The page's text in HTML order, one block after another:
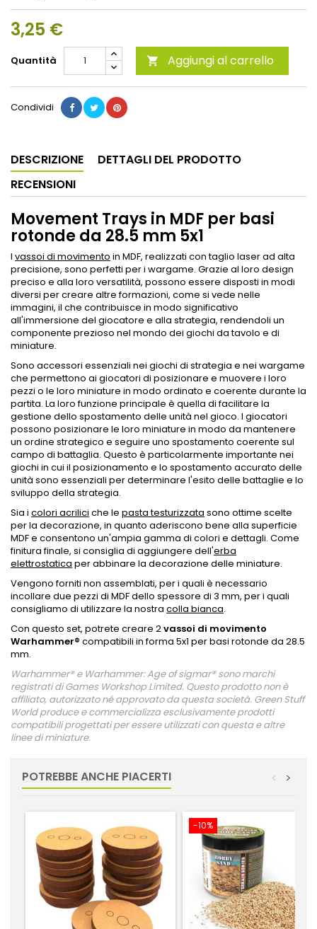
3,25 €
Quantità  Aggiungi al carrello
Condividi
DESCRIZIONE
DETTAGLI DEL PRODOTTO
RECENSIONI
Movement Trays in MDF per basi
rotonde da 28.5 mm 5x1
I vassoi di movimento in MDF, realizzati con taglio laser ad alta
precisione, sono perfetti per i wargame. Grazie al loro design
preciso e alla loro versatilità, possono essere disposti in modi
diversi per creare altre formazioni, come si vede nelle
immagini, il che contribuisce in modo significativo
all'immersione del giocatore e alla strategia, rendendoli un
componente prezioso nel mondo dei giochi da tavolo e di
miniature.
Sono accessori essenziali nei giochi di strategia e nei wargame
che permettono ai giocatori di posizionare e muovere i loro
pezzi o le loro miniature in modo ordinato e coerente durante la
partita. La loro funzione principale è quella di facilitare la
gestione dello spostamento delle unità nel gioco. I giocatori
possono posizionare le loro miniature in modo da mantenere
un ordine strategico e seguire uno spostamento coerente sul
campo di battaglia. Questo è particolarmente importante nei
giochi in cui il posizionamento e lo spostamento accurato delle
unità sono essenziali per determinare l'esito delle battaglie e lo
sviluppo della strategia.
Sia i colori acrilici che le pasta testurizzata sono ottime scelte
per la decorazione, in quanto aderiscono bene alla superficie
MDF e consentono un'ampia gamma di colori e dettagli. Come
finitura finale, si consiglia di aggiungere dell'erba
elettrostatica per abbinare la decorazione delle miniature.
Vengono forniti non assemblati, per i quali è necessario
incollare due pezzi di MDF dello spessore di 3 mm, per i quali
consigliamo di utilizzare la nostra colla bianca.
Con questo set, potrete creare 2vassoi di movimento
Warhammer® compatibili in forma 5x1 per basi rotonde da 28.5
mm.
Warhammer® e Warhammer: Age of sigmar® sono marchi
registrati di Games Workshop Limited. Questo prodotto non è
affiliato, autorizzato né approvato da questa società. Green Stuff
World produce e commercializza esclusivamente prodotti
compatibili progettati per essere utilizzati con questa e altre
linee di miniature.
POTREBBE ANCHE PIACERTI >
<
-10%